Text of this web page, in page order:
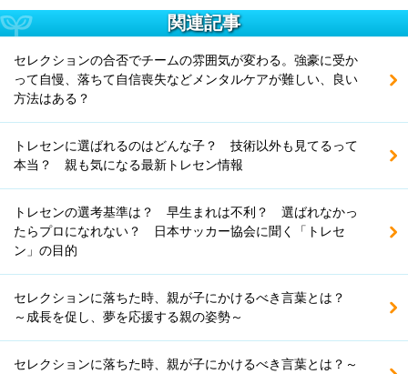
関連記事
セレクションの合否でチームの雰囲気が変わる。強豪に受か
って自慢、落ちて自信喪失などメンタルケアが難しい、良い
方法はある？
トレセンに選ばれるのはどんな子？ 技術以外も見てるって
本当？ 親も気になる最新トレセン情報
トレセンの選考基準は？ 早生まれは不利？ 選ばれなかっ
たらプロになれない？ 日本サッカー協会に聞く「トレセ
ン」の目的
セレクションに落ちた時、親が子にかけるべき言葉とは？
～成長を促し、夢を応援する親の姿勢～
セレクションに落ちた時、親が子にかけるべき言葉とは？～